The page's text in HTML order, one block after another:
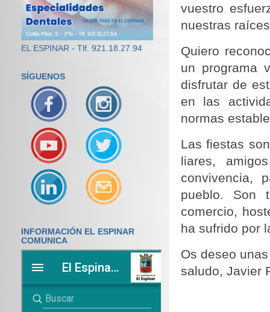
vuestro
nuestras
Quiero
un programa
disfrutar de
en las
normas
Las fiestas
liares,
convivencia,
pueblo. Son
comercio,
ha sufrido por
Os deseo
saludo, Javier
EL ESPINAR - Tlf. 921.18.27.94
SÍGUENOS
INFORMACIÓN EL ESPINAR
COMUNICA